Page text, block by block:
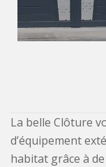
La belle Clôture
d’équipement
habitat grâce à